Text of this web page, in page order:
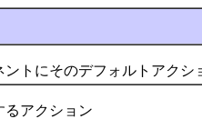
にそのデフォルトアクシ
アクション